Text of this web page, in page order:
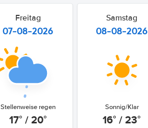
Freitag
07-08-2026
Stellenweise regen
17° / 20°
Samstag
08-08-2026
Sonnig/Klar
16° / 23°